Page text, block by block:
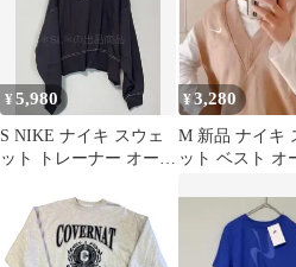
¥5,980
S NIKE ナイキ スウェ
ット トレーナー オーバ
¥ 3,280
M 新品 ナイキ
ット ベスト オ